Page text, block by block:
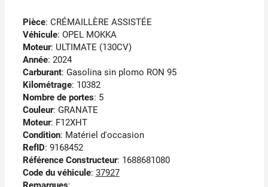
Pièce: CRÉMAILLÈRE ASSISTÉE
Véhicule: OPEL MOKKA
Moteur: ULTIMATE (130CV)
Année: 2024
Carburant: Gasolina sin plomo RON 95
Kilométrage: 10382
Nombre de portes: 5
Couleur: GRANATE
Moteur: F12XHT
Condition: Matériel d'occasion
RefID: 9168452
Référence Constructeur: 1688681080
Code du véhicule: 37927